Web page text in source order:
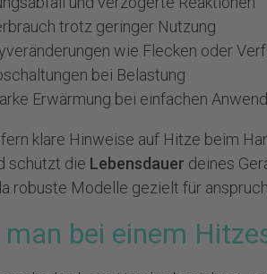
trotz geringer Nutzung
wie Flecken oder
bei Belastung
Erwärmung bei einfachen
klare Hinweise auf Hitze beim
schützt die Lebensdauer deines
robuste Modelle gezielt für
bei einem